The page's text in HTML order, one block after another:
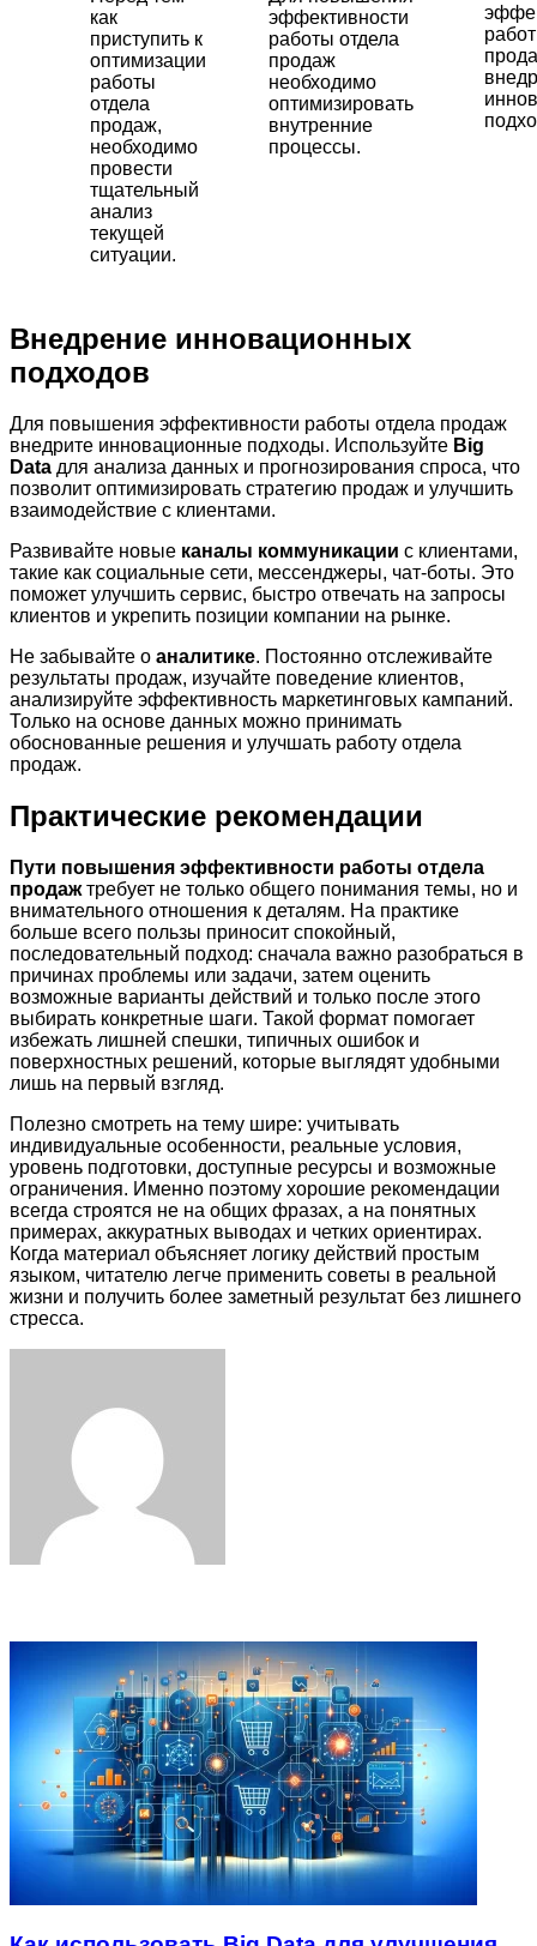
как
приступить к
оптимизации
работы
отдела
продаж,
необходимо
провести
тщательный
анализ
текущей
ситуации.
эффективности
работы отдела
продаж
необходимо
оптимизировать
внутренние
процессы.
Внедрение инновационных
подходов
Для повышения эффективности работы отдела продаж
внедрите инновационные подходы. Используйте Big
Data для анализа данных и прогнозирования спроса, что
позволит оптимизировать стратегию продаж и улучшить
взаимодействие с клиентами.
Развивайте новые каналы коммуникации с клиентами,
такие как социальные сети, мессенджеры, чат-боты. Это
поможет улучшить сервис, быстро отвечать на запросы
клиентов и укрепить позиции компании на рынке.
Не забывайте о аналитике. Постоянно отслеживайте
результаты продаж, изучайте поведение клиентов,
анализируйте эффективность маркетинговых кампаний.
Только на основе данных можно принимать
обоснованные решения и улучшать работу отдела
продаж.
Практические рекомендации
Пути повышения эффективности работы отдела
продажтребует не только общего понимания темы, но и
внимательного отношения к деталям. На практике
больше всего пользы приносит спокойный,
последовательный подход: сначала важно разобраться в
причинах проблемы или задачи, затем оценить
возможные варианты действий и только после этого
выбирать конкретные шаги. Такой формат помогает
избежать лишней спешки, типичных ошибок и
поверхностных решений, которые выглядят удобными
лишь на первый взгляд.
Полезно смотреть на тему шире: учитывать
индивидуальные особенности, реальные условия,
уровень подготовки, доступные ресурсы и возможные
ограничения. Именно поэтому хорошие рекомендации
всегда строятся не на общих фразах, а на понятных
примерах, аккуратных выводах и четких ориентирах.
Когда материал объясняет логику действий простым
языком, читателю легче применить советы в реальной
жизни и получить более заметный результат без лишнего
стресса.